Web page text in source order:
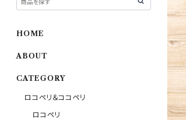
HOME
ABOUT
CATEGORY
ロコペリ＆ココペリ
ロコペリ